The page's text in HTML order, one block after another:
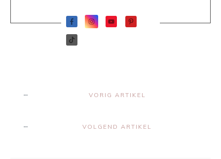
VORIG ARTIKEL
VOLGEND ARTIKEL